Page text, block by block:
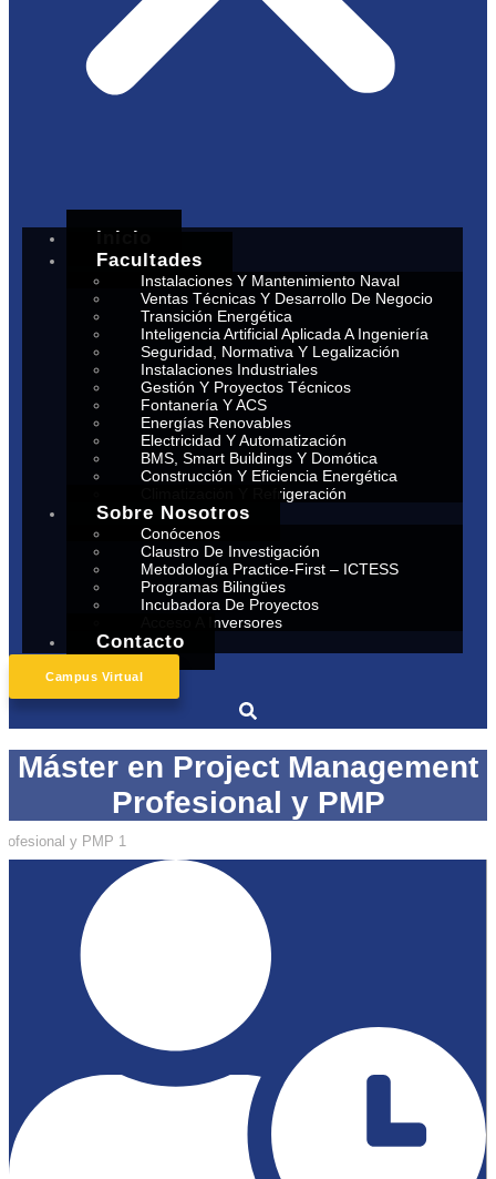
Inicio
Facultades
Instalaciones Y Mantenimiento Naval
Ventas Técnicas Y Desarrollo De Negocio
Transición Energética
Inteligencia Artificial Aplicada A Ingeniería
Seguridad, Normativa Y Legalización
Instalaciones Industriales
Gestión Y Proyectos Técnicos
Fontanería Y ACS
Energías Renovables
Electricidad Y Automatización
BMS, Smart Buildings Y Domótica
Construcción Y Eficiencia Energética
Climatización Y Refrigeración
Sobre Nosotros
Conócenos
Claustro De Investigación
Metodología Practice-First – ICTESS
Programas Bilingües
Incubadora De Proyectos
Acceso A Inversores
Contacto
Campus Virtual
Máster en Project Management
Profesional y PMP